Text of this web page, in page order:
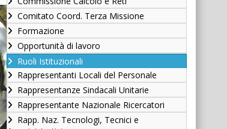
Comitato Coord. Terza Missione
Formazione
Opportunità di lavoro
Ruoli Istituzionali
Rappresentanti Locali del Personale
Rappresentanze Sindacali Unitarie
Rappresentante Nazionale Ricercatori
Rapp. Naz. Tecnologi, Tecnici e